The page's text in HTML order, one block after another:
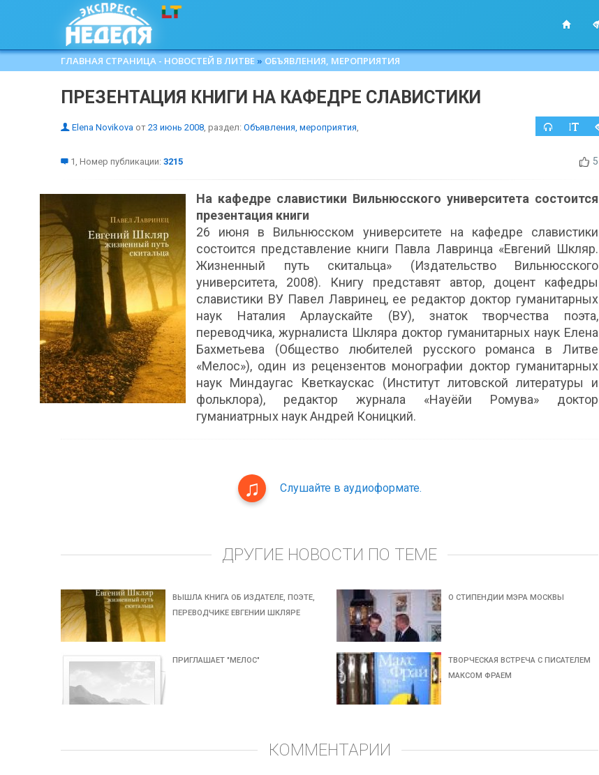
ГЛАВНАЯ СТРАНИЦА - НОВОСТЕЙ В ЛИТВЕ » ОБЪЯВЛЕНИЯ, МЕРОПРИЯТИЯ
ПРЕЗЕНТАЦИЯ КНИГИ НА КАФЕДРЕ СЛАВИСТИКИ
Elena Novikova от 23 июнь 2008, раздел: Объявления, мероприятия,
1, Номер публикации: 3215 5
На кафедре славистики Вильнюсского университета состоится
презентация книги
26 июня в Вильнюсском университете на кафедре славистики
состоится представление книги Павла Лавринца «Евгений Шкляр.
Жизненный путь скитальца» (Издательство Вильнюсского
университета, 2008). Книгу представят автор, доцент кафедры
славистики ВУ Павел Лавринец, ее редактор доктор гуманитарных
наук Наталия Арлаускайте (ВУ), знаток творчества поэта,
переводчика, журналиста Шкляра доктор гуманитарных наук Елена
Бахметьева (Общество любителей русского романса в Литве
«Мелос»), один из рецензентов монографии доктор гуманитарных
наук Миндаугас Кветкаускас (Институт литовской литературы и
фольклора), редактор журнала «Науёйи Ромува» доктор
гуманиатрных наук Андрей Коницкий.
Слушайте в аудиоформате.
ДРУГИЕ НОВОСТИ ПО ТЕМЕ
ВЫШЛА КНИГА ОБ ИЗДАТЕЛЕ, ПОЭТЕ,
ПЕРЕВОДЧИКЕ ЕВГЕНИИ ШКЛЯРЕ
О СТИПЕНДИИ МЭРА МОСКВЫ
ПРИГЛАШАЕТ "МЕЛОС"
ТВОРЧЕСКАЯ ВСТРЕЧА С ПИСАТЕЛЕМ
МАКСОМ ФРАЕМ
КОММЕНТАРИИ